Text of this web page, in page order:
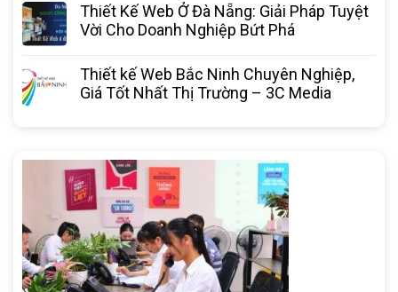
Thiết Kế Web Ở Đà Nẵng: Giải Pháp Tuyệt
Vời Cho Doanh Nghiệp Bứt Phá
Thiết kế Web Bắc Ninh Chuyên Nghiệp,
Giá Tốt Nhất Thị Trường – 3C Media